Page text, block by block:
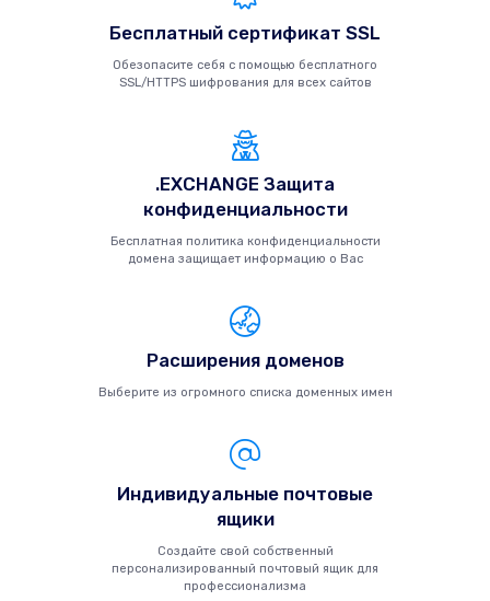
Бесплатный сертификат SSL
Обезопасите себя с помощью бесплатного
SSL/HTTPS шифрования для всех сайтов
.EXCHANGE Защита
конфиденциальности
Бесплатная политика конфиденциальности
домена защищает информацию о Вас
Расширения доменов
Выберите из огромного списка доменных имен
Индивидуальные почтовые
ящики
Создайте свой собственный
персонализированный почтовый ящик для
профессионализма